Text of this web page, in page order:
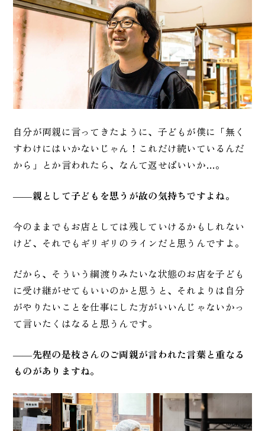
自分が両親に言ってきたように、子どもが僕に「無く
すわけにはいかないじゃん！これだけ続いているんだ
から」とか言われたら、なんて返せばいいか…。
――親として子どもを思うが故の気持ちですよね。
今のままでもお店としては残していけるかもしれない
けど、それでもギリギリのラインだと思うんですよ。
だから、そういう綱渡りみたいな状態のお店を子ども
に受け継がせてもいいのかと思うと、それよりは自分
がやりたいことを仕事にした方がいいんじゃないかっ
て言いたくはなると思うんです。
――先程の是枝さんのご両親が言われた言葉と重なる
ものがありますね。